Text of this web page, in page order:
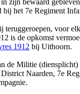
het 7e Regiment
voor
is de opkomst
1912 bij Uithoorn.
de Militie (diensplicht)
Naarden, 7e